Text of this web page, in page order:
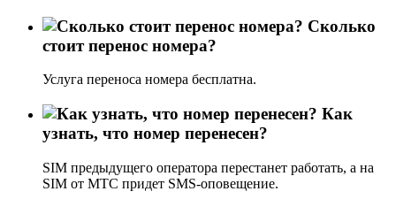
Сколько
стоит перенос номера?
Услуга переноса номера бесплатна.
Как
узнать, что номер перенесен?
SIM предыдущего оператора перестанет работать, а на
SIM от МТС придет SMS-оповещение.